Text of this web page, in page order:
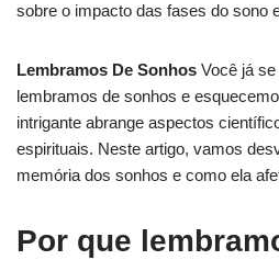
sobre o impacto das fases do sono
Lembramos De Sonhos Você já
lembramos de sonhos e
intrigante abrange aspectos
espirituais. Neste artigo, vamos
memória dos sonhos e como ela
Por que